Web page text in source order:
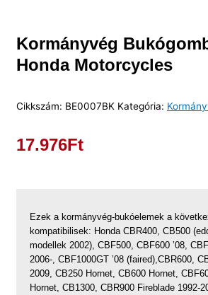
Kormányvég
Honda Motorcycles
Cikkszám: BE0007BK Kategória:
17.976Ft
Ezek a kormányvég-bukóelemek a
kompatibilisek: Honda CBR400, CB500
modellek 2002), CBF500, CBF600 ’08,
2006-, CBF1000GT ’08 (faired),CBR600,
2009, CB250 Hornet, CB600 Hornet,
Hornet, CB1300, CBR900 Fireblade 1992-